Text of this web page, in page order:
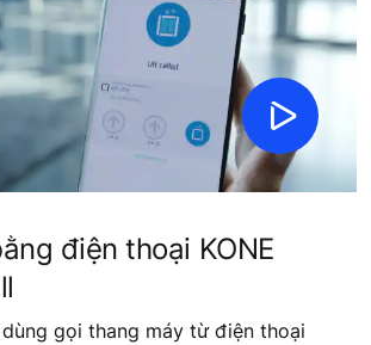
điện thoại KONE
gọi thang máy từ điện thoại